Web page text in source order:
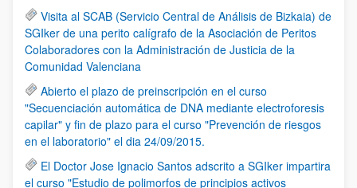
Visita al SCAB (Servicio Central de Análisis de Bizkaia) de
SGIker de una perito calígrafo de la Asociación de Peritos
Colaboradores con la Administración de Justicia de la
Comunidad Valenciana
Abierto el plazo de preinscripción en el curso
"Secuenciación automática de DNA mediante electroforesis
capilar" y fin de plazo para el curso "Prevención de riesgos
en el laboratorio" el dia 24/09/2015.
El Doctor Jose Ignacio Santos adscrito a SGIker impartira
el curso "Estudio de polimorfos de principios activos